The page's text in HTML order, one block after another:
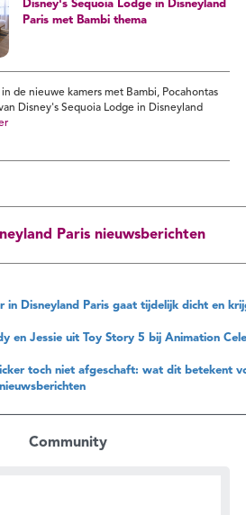
Disney's Sequoia Lodge in Disneyland
Paris met Bambi thema
de nieuwe kamers met Bambi, Pocahontas
Disney's Sequoia Lodge in Disneyland
Paris nieuwsberichten
in Disneyland Paris gaat tijdelijk dicht en
en Jessie uit Toy Story 5 bij Animation
toch niet afgeschaft: wat dit betekent
Community